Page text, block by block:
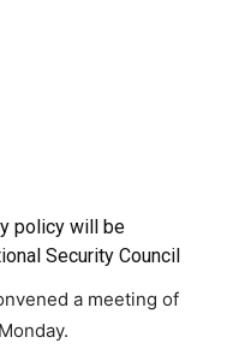
policy will be
Security Council
a meeting of